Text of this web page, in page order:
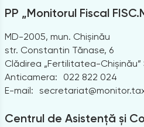
PP „Monitorul Fiscal
MD-2005, mun. Chișinău
str. Constantin Tănase, 6
Clădirea „Fertilitatea-Chișinău”
Anticamera:
022 822 024
E-mail:
Centrul de Asistență și